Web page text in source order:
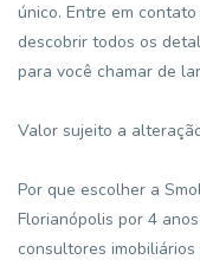
único. Entre em
descobrir todos os
para você chamar de
Valor sujeito a
Por que escolher a
Florianópolis por 4
consultores